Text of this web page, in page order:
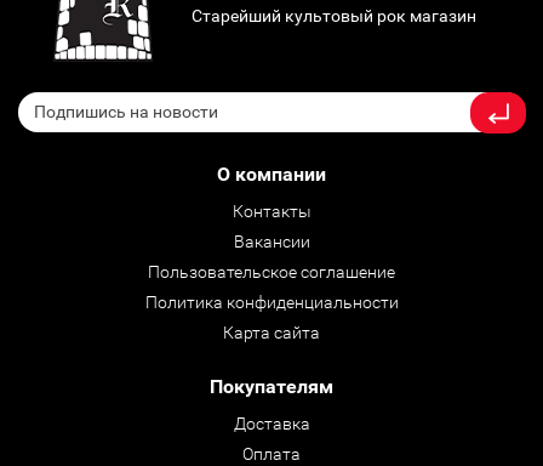
Старейший культовый рок магазин
О компании
Контакты
Вакансии
Пользовательское соглашение
Политика конфиденциальности
Карта сайта
Покупателям
Доставка
Оплата